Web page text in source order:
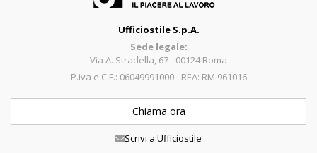
Ufficiostile S.p.A.
Sede legale:
Via A. Stradella, 67 - 00124 Roma
P.iva e C.F.: 06049991000 - REA: RM 961016
Chiama ora
Scrivi a Ufficiostile